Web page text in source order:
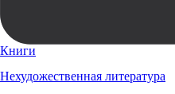
Книги
Нехудожественная литература